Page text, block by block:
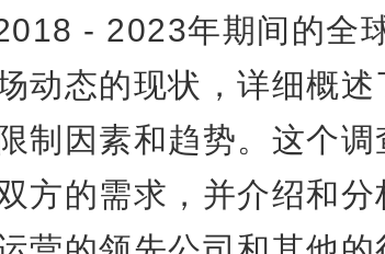
- 2023年期间的全
动态的现状，详细概述
制因素和趋势。这个调
方的需求，并介绍和分